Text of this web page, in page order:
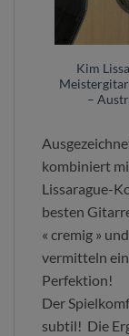
Kim
–
kombiniert
Lissarague-
besten
« cremig »
vermitteln ein
Perfektion!
Der
subtil! Die